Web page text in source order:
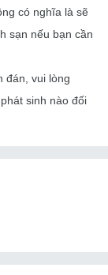
có nghĩa là sẽ
sạn nếu bạn cần
đán, vui lòng
sinh nào đối